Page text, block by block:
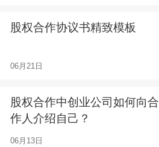
股权合作协议书精致模板
06月21日
股权合作中创业公司如何向合
作人介绍自己？
06月13日